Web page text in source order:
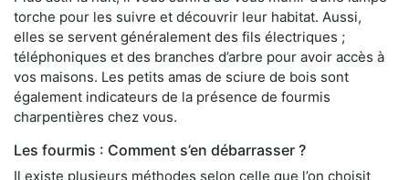
torche pour les suivre et découvrir leur habitat. Aussi,
elles se servent généralement des fils électriques ;
téléphoniques et des branches d’arbre pour avoir accès à
vos maisons. Les petits amas de sciure de bois sont
également indicateurs de la présence de fourmis
charpentières chez vous.
Les fourmis : Comment s’en débarrasser ?
Il existe plusieurs méthodes selon celle que l’on choisit